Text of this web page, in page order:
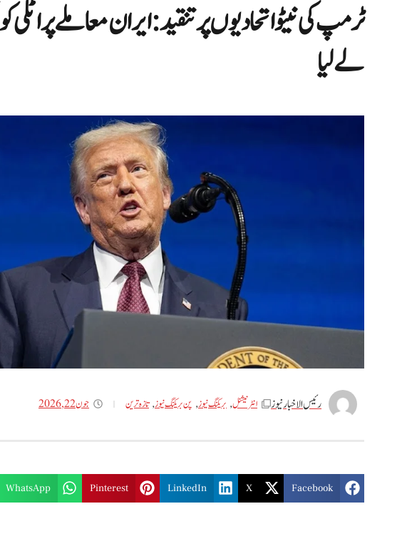
ٹرمپ کی نیٹو اتحادیوں پر تنقید: ایران معاملے پر
لے لیا
رئیس الاخبار نیوز انٹر نیشنل, بریکنگ نیوز, پن بریکنگ نیوز,تازه ترین جون 22, 2026
Facebook
X
LinkedIn
Pinterest
WhatsApp